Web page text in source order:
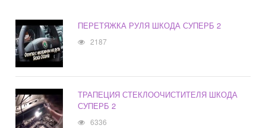
ПЕРЕТЯЖКА РУЛЯ ШКОДА СУПЕРБ 2
2187
ТРАПЕЦИЯ СТЕКЛООЧИСТИТЕЛЯ ШКОДА
СУПЕРБ 2
6336